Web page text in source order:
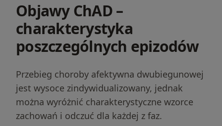
Objawy ChAD –
charakterystyka
poszczególnych epizodów
Przebieg choroby afektywna dwubiegunowej
jest wysoce zindywidualizowany, jednak
można wyróżnić charakterystyczne wzorce
zachowań i odczuć dla każdej z faz.